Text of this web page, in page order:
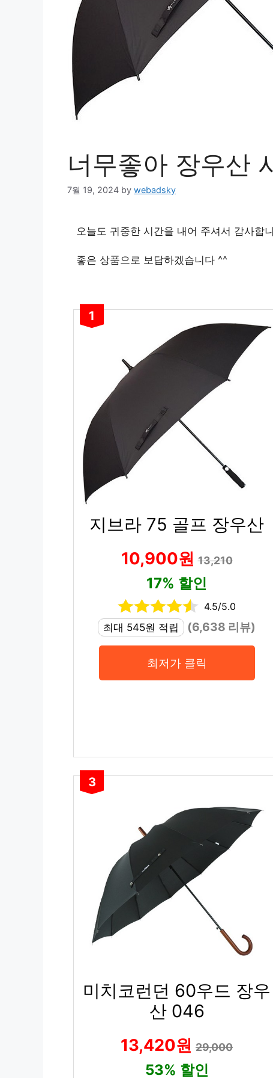
너무좋아 장우산
7월 19, 2024 by webadsky
오늘도 귀중한 시간을 내어 주셔서 감사합
좋은 상품으로 보답하겠습니다 ^^
1
지브라 75 골프 장우산
10,900원13,210
17% 할인
4.5/5.0
최대 545원 적립
(6,638 리뷰)
최저가 클릭
3
미치코런던 60우드 장우
산 046
13,420원 29,000
53% 할인